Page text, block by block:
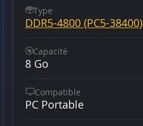
Type
DDR5-4800 (PC5-38400)
Capacité
8 Go
Compatible
PC Portable